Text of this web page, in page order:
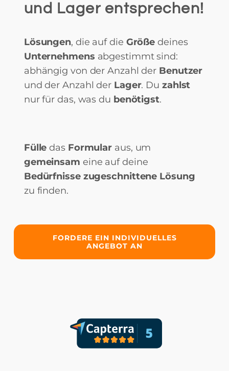
und Lager entsprechen!
Lösungen, die auf die Größedeines
Unternehmens abgestimmt sind:
abhängig von der Anzahl der Benutzer
und der Anzahl der Lager. Du zahlst
nur für das, was du benötigst.
Fülledas Formular aus, um
gemeinsam eine auf deine
Bedürfnisse zugeschnittene Lösung
zu finden.
FORDERE EIN INDIVIDUELLES
ANGEBOT AN